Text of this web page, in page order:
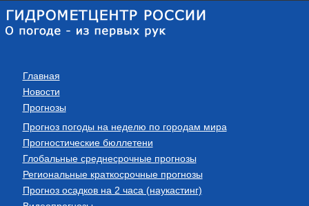
Главная
Новости
Прогнозы
Прогноз погоды на неделю по городам мира
Прогностические бюллетени
Глобальные среднесрочные прогнозы
Региональные краткосрочные прогнозы
Прогноз осадков на 2 часа (наукастинг)